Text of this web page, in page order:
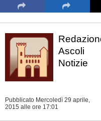
Ascoli
Notizie
Pubblicato Mercoledì 29 aprile,
2015 alle ore 17:01